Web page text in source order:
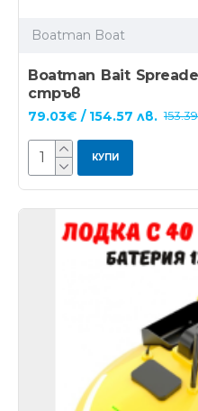
Boatman Boat
Boatman Bait
стръв
79.03€ / 154.57 лв.
КУПИ